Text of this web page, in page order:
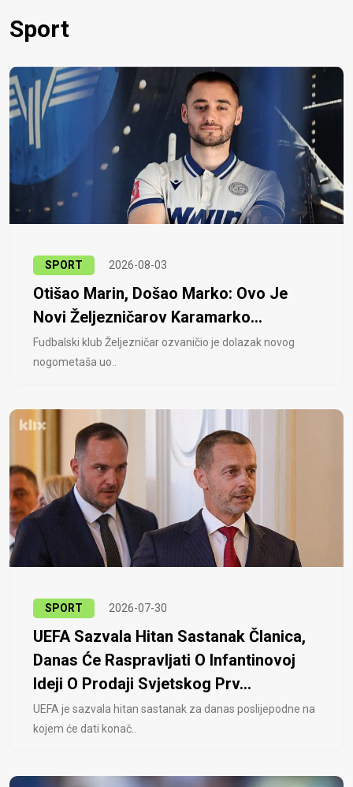
Sport
SPORT 2026-08-03
Otišao Marin, Došao Marko: Ovo Je
Novi Željezničarov Karamarko...
Fudbalski klub Željezničar ozvaničio je dolazak novog
nogometaša uo..
SPORT 2026-07-30
UEFA Sazvala Hitan Sastanak Članica,
Danas Će Raspravljati O Infantinovoj
Ideji O Prodaji Svjetskog Prv...
UEFA je sazvala hitan sastanak za danas poslijepodne na
kojem će dati konač..